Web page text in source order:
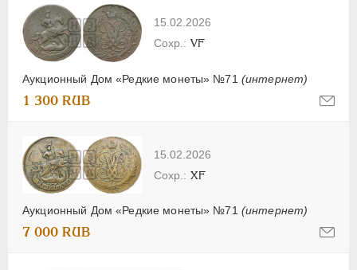
15.02.2026
Аукционный Дом «Редкие монеты» №71 (интернет)
VF
1 300 RUB
15.02.2026
Аукционный Дом «Редкие монеты» №71 (интернет)
XF
7 000 RUB